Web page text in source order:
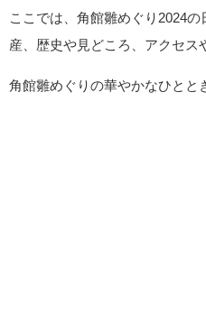
ここでは、角館雛めぐり2024
産、歴史や見どころ、アクセス
角館雛めぐりの華やかなひとと